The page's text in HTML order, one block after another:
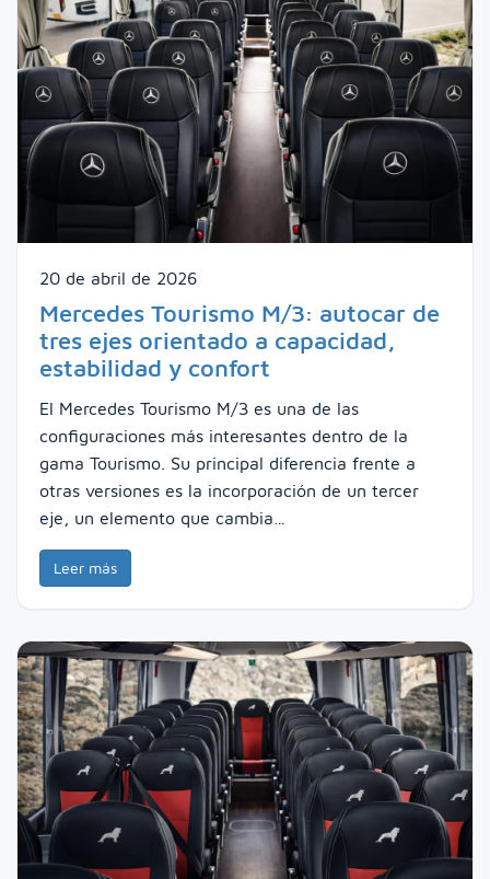
20 de abril de 2026
Mercedes Tourismo M/3: autocar de
tres ejes orientado a capacidad,
estabilidad y confort
El Mercedes Tourismo M/3 es una de las
configuraciones más interesantes dentro de la
gama Tourismo. Su principal diferencia frente a
otras versiones es la incorporación de un tercer
eje, un elemento que cambia…
Leer más